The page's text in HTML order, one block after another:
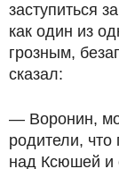
заступиться
как один из
грозным,
сказал:
— Воронин,
родители,
над Ксюшей и